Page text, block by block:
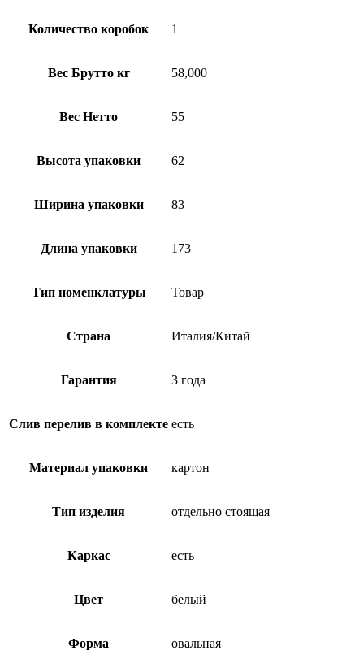
Количество коробок 1
Вес Брутто кг 58,000
Вес Нетто 55
Высота упаковки 62
Ширина упаковки 83
Длина упаковки 173
Тип номенклатуры Товар
Страна Италия/Китай
Гарантия 3 года
Слив перелив в комплекте есть
Материал упаковки картон
Тип изделия отдельно стоящая
Каркас есть
Цвет белый
Форма овальная